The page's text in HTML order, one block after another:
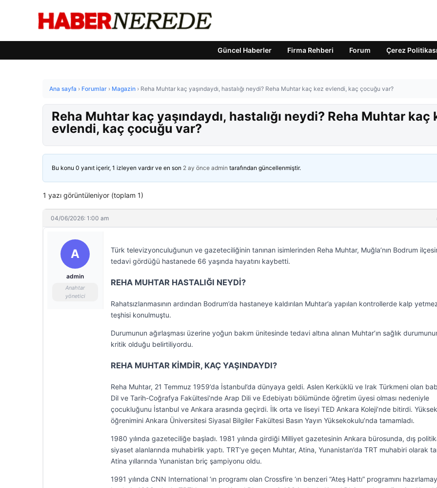
Güncel Haberler Firma Rehberi Forum Çerez Politikası
Ana sayfa › Forumlar › Magazin › Reha Muhtar kaç yaşındaydı, hastalığı neydi? Reha Muhtar kaç kez evlendi, kaç çocuğu var?
Reha Muhtar kaç yaşındaydı, hastalığı neydi? Reha Muhtar kaç
evlendi, kaç çocuğu var?
Bu konu 0 yanıt içerir, 1 izleyen vardır ve en son 2 ay önce admin tarafından güncellenmiştir.
1 yazı görüntüleniyor (toplam 1)
04/06/2026: 1:00 am
A
admin
Anahtar
yönetici
Türk televizyonculuğunun ve gazeteciliğinin tanınan isimlerinden Reha Muhtar, Muğla’nın Bodrum
tedavi gördüğü hastanede 66 yaşında hayatını kaybetti.
REHA MUHTAR HASTALIĞI NEYDİ?
Rahatsızlanmasının ardından Bodrum’da hastaneye kaldırılan Muhtar’a yapılan kontrollerde kalp
teşhisi konulmuştu.
Durumunun ağırlaşması üzerine yoğun bakım ünitesinde tedavi altına alınan Muhtar’ın sağlık
kritik olduğu belirtiliyordu.
REHA MUHTAR KİMDİR, KAÇ YAŞINDAYDI?
Reha Muhtar, 21 Temmuz 1959’da İstanbul’da dünyaya geldi. Aslen Kerküklü ve Irak Türkmeni olan
Dil ve Tarih-Coğrafya Fakültesi’nde Arap Dili ve Edebiyatı bölümünde öğretim üyesi olması nedeniyle
çocukluğunu İstanbul ve Ankara arasında geçirdi. İlk orta ve liseyi TED Ankara Koleji’nde bitirdi. Yüksek
öğrenimini Ankara Üniversitesi Siyasal Bilgiler Fakültesi Basın Yayın Yüksekokulu’nda tamamladı.
1980 yılında gazeteciliğe başladı. 1981 yılında girdiği Milliyet gazetesinin Ankara bürosunda, dış
siyaset alanlarında muhabirlik yaptı. TRT’ye geçen Muhtar, Atina, Yunanistan’da TRT muhabiri olarak
Atina yıllarında Yunanistan briç şampiyonu oldu.
1991 yılında CNN International ‘ın programı olan Crossfire ‘ın benzeri “Ateş Hattı” programını